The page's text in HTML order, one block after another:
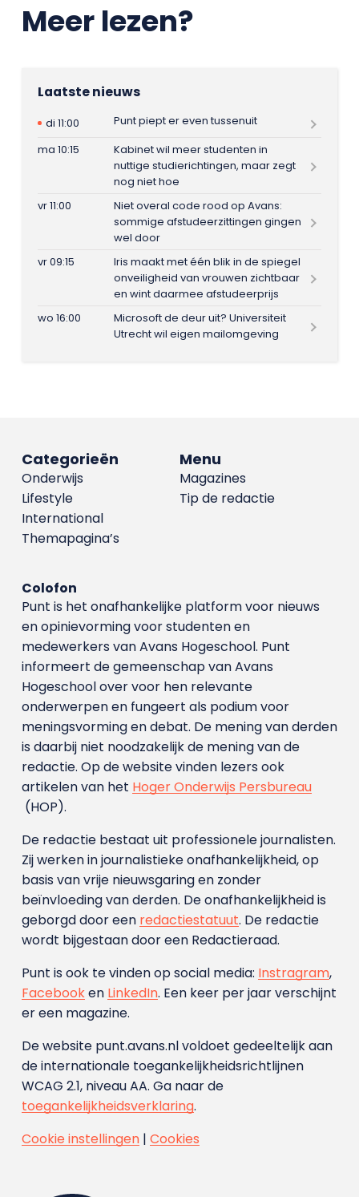
Meer lezen?
Laatste nieuws
di 11:00
Punt piept er even tussenuit
ma 10:15
Kabinet wil meer studenten in
nuttige studierichtingen, maar zegt
nog niet hoe
vr 11:00
Niet overal code rood op Avans:
sommige afstudeerzittingen gingen
wel door
vr 09:15
Iris maakt met één blik in de spiegel
onveiligheid van vrouwen zichtbaar
en wint daarmee afstudeerprijs
wo 16:00
Microsoft de deur uit? Universiteit
Utrecht wil eigen mailomgeving
Menu
Magazines
Tip de redactie
Categorieën
Onderwijs
Lifestyle
International
Themapagina’s
Colofon
Punt is het onafhankelijke platform voor nieuws
en opinievorming voor studenten en
medewerkers van Avans Hoge­school. Punt
informeert de gemeenschap van Avans
Hogeschool over voor hen relevante
onderwerpen en fungeert als podium voor
meningsvorming en debat. De mening van derden
is daarbij niet noodzakelijk de mening van de
redactie. Op de website vinden lezers ook
artikelen van het Hoger Onderwijs Persbureau
(HOP).
De redactie bestaat uit professionele journalisten.
Zij werken in journalistieke onafhankelijkheid, op
basis van vrije nieuwsgaring en zonder
beïnvloeding van derden. De onafhankelijkheid is
geborgd door een redactiestatuut. De redactie
wordt bijgestaan door een Redactieraad.
Punt is ook te vinden op social media: Instragram,
Facebooken LinkedIn. Een keer per jaar verschijnt
er een magazine.
De website punt.avans.nl voldoet gedeeltelijk aan
de internationale toegankelijkheidsrichtlijnen
WCAG 2.1, niveau AA. Ga naar de
toegankelijkheidsverklaring.
Cookie instellingen| Cookies